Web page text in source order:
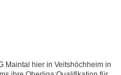
Maintal hier in Veitshöchheim in